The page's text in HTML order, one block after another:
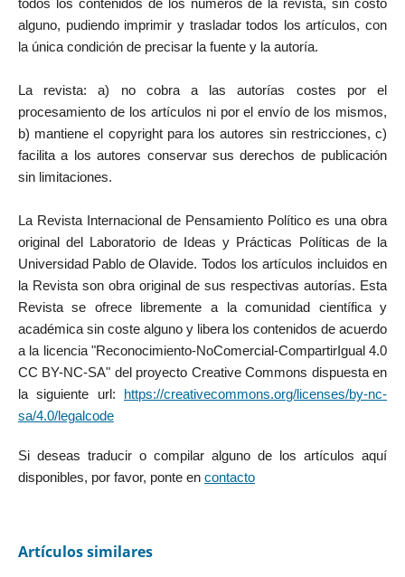
todos los contenidos de los números de la revista, sin costo
alguno, pudiendo imprimir y trasladar todos los artículos, con
la única condición de precisar la fuente y la autoría.
La revista: a) no cobra a las autorías costes por el
procesamiento de los artículos ni por el envío de los mismos,
b) mantiene el copyright para los autores sin restricciones, c)
facilita a los autores conservar sus derechos de publicación
sin limitaciones.
La Revista Internacional de Pensamiento Político es una obra
original del Laboratorio de Ideas y Prácticas Políticas de la
Universidad Pablo de Olavide. Todos los artículos incluidos en
la Revista son obra original de sus respectivas autorías. Esta
Revista se ofrece libremente a la comunidad científica y
académica sin coste alguno y libera los contenidos de acuerdo
a la licencia "Reconocimiento-NoComercial-CompartirIgual 4.0
CC BY-NC-SA" del proyecto Creative Commons dispuesta en
la siguiente url:
https://creativecommons.org/licenses/by-nc-
sa/4.0/legalcode
Si deseas traducir o compilar alguno de los artículos aquí
disponibles, por favor, ponte en contacto
Artículos similares